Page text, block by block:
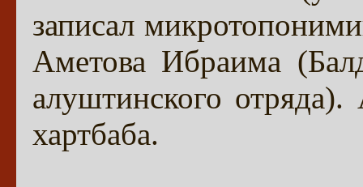
записал
Аметова Ибраима
алуштинского
хартбаба.